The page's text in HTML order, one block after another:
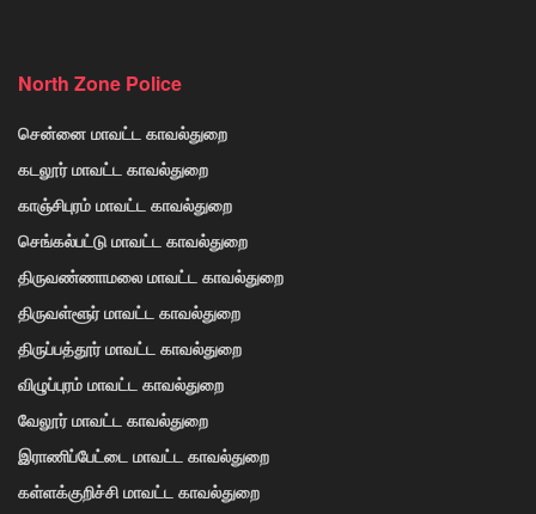
North Zone Police
சென்னை மாவட்ட காவல்துறை
கடலூர் மாவட்ட காவல்துறை
காஞ்சிபுரம் மாவட்ட காவல்துறை
செங்கல்பட்டு மாவட்ட காவல்துறை
திருவண்ணாமலை மாவட்ட காவல்துறை
திருவள்ளூர் மாவட்ட காவல்துறை
திருப்பத்தூர் மாவட்ட காவல்துறை
விழுப்புரம் மாவட்ட காவல்துறை
வேலூர் மாவட்ட காவல்துறை
இராணிப்பேட்டை மாவட்ட காவல்துறை
கள்ளக்குறிச்சி மாவட்ட காவல்துறை